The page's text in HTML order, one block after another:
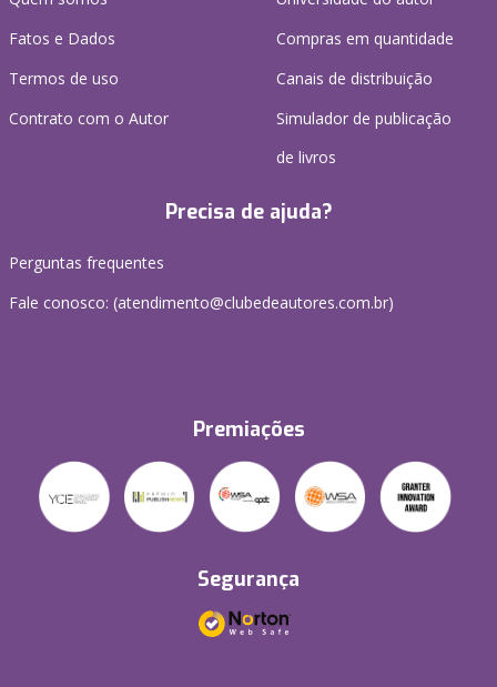
Fatos e Dados
Termos de uso
Contrato com o Autor
Compras em quantidade
Canais de distribuição
Simulador de publicação
de livros
Precisa de ajuda?
Perguntas frequentes
Fale conosco: (atendimento@clubedeautores.com.br)
Premiações
Segurança